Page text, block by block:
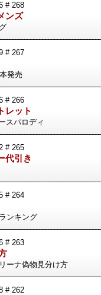
# 268
ンズ
# 267
発売
# 266
レット
スパロディ
# 265
代引き
# 264
ンキング
# 263
ーナ偽物見分け方
# 262